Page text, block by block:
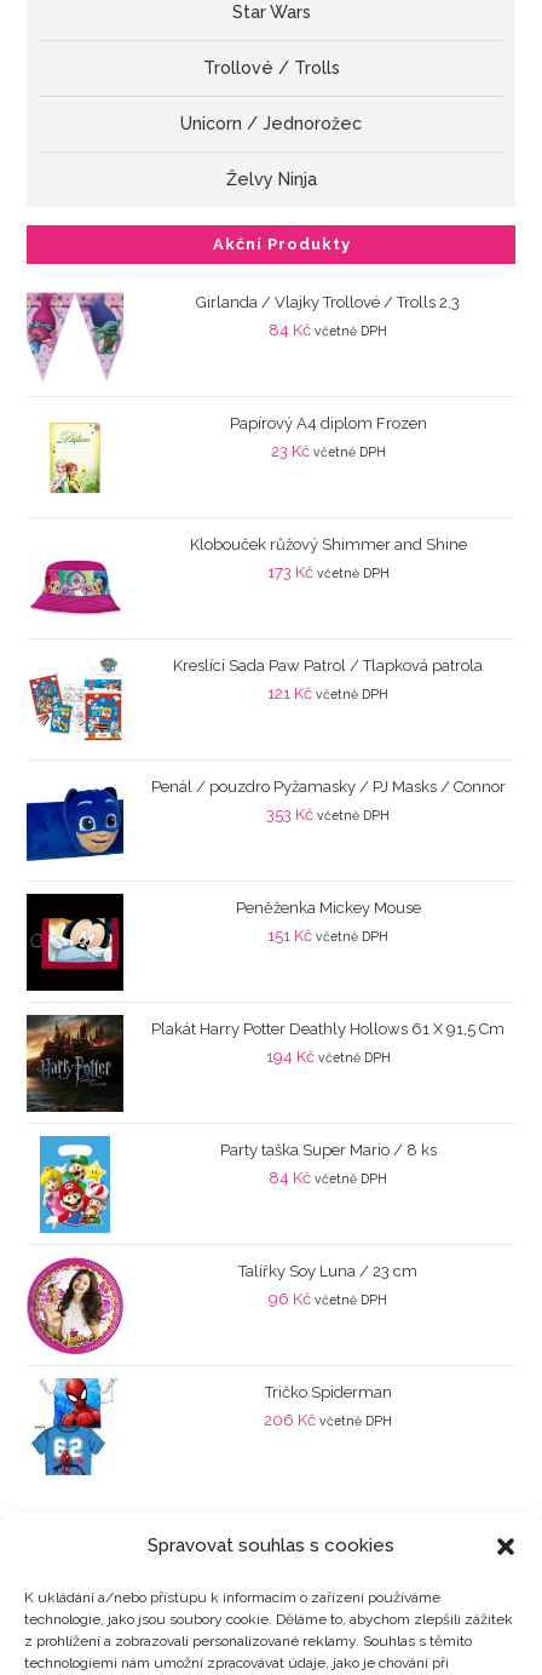
Spravovat souhlas s cookies
K ukládání a/nebo přístupu k informacím o zařízení používáme
technologie, jako jsou soubory cookie. Děláme to, abychom zlepšili zážitek
z prohlížení a zobrazovali personalizované reklamy. Souhlas s těmito
technologiemi nám umožní zpracovávat údaje, jako je chování při
Star Wars
Trollové / Trolls
Unicorn / Jednorožec
Želvy Ninja
Akční Produkty
Girlanda / Vlajky Trollové / Trolls 2,3
84 Kč včetně DPH
Papírový A4 diplom Frozen
23 Kč včetně DPH
Klobouček růžový Shimmer and Shine
173 Kč včetně DPH
Kreslící Sada Paw Patrol / Tlapková patrola
121 Kč včetně DPH
Penál / pouzdro Pyžamasky / PJ Masks / Connor
353 Kč včetně DPH
Peněženka Mickey Mouse
151 Kč včetně DPH
Plakát Harry Potter Deathly Hollows 61 X 91,5 Cm
194 Kč včetně DPH
Party taška Super Mario / 8 ks
84 Kč včetně DPH
Talířky Soy Luna / 23 cm
96 Kč včetně DPH
Tričko Spiderman
206 Kč včetně DPH
Kategorie produktů